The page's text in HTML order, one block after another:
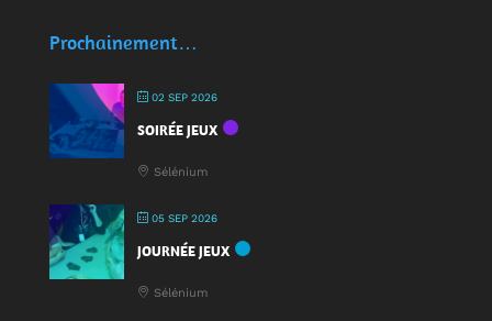
Prochainement…
02 SEP 2026
SOIRÉE JEUX
Sélénium
05 SEP 2026
JOURNÉE JEUX
Sélénium